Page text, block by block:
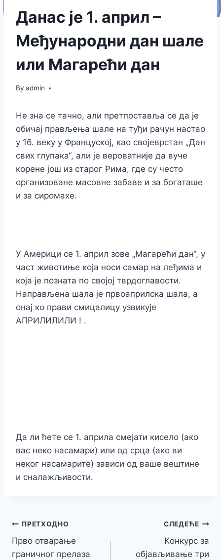
Данас је 1. април –
Међународни дан шале
или Магарећи дан
By admin
Не зна се тачно, али претпоставља се да је
обичај прављења шале на туђи рачун настао
у 16. веку у Француској, као својеврстан „Дан
свих глупака“, али је вероватније да вуче
корене још из старог Рима, где су често
организоване масовне забаве и за богаташе
и за сиромахе.
У Америци се 1. април зове „Магарећи дан“, у
част животиње која носи самар на леђима и
која је позната по својој тврдоглавости.
Направљена шала је првоаприлска шала, а
онај ко прави смицалицу узвикује
АПРИЛИЛИЛИ ! .
Да ли ћете се 1. априла смејати кисело (ако
вас неко насамари) или од срца (ако ви
неког насамарите) зависи од ваше вештине
и сналажљивости.
Кретање
чланка
ПРЕТХОДНО
Прво отварање
граничног прелаза
СЛЕДЕЋЕ
Kонкурс за
објављивање три